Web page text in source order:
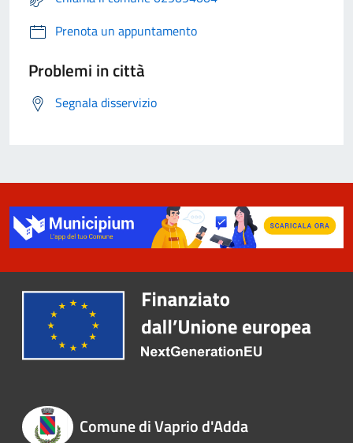
Prenota un appuntamento
Problemi in città
Segnala disservizio
Comune di Vaprio d'Adda